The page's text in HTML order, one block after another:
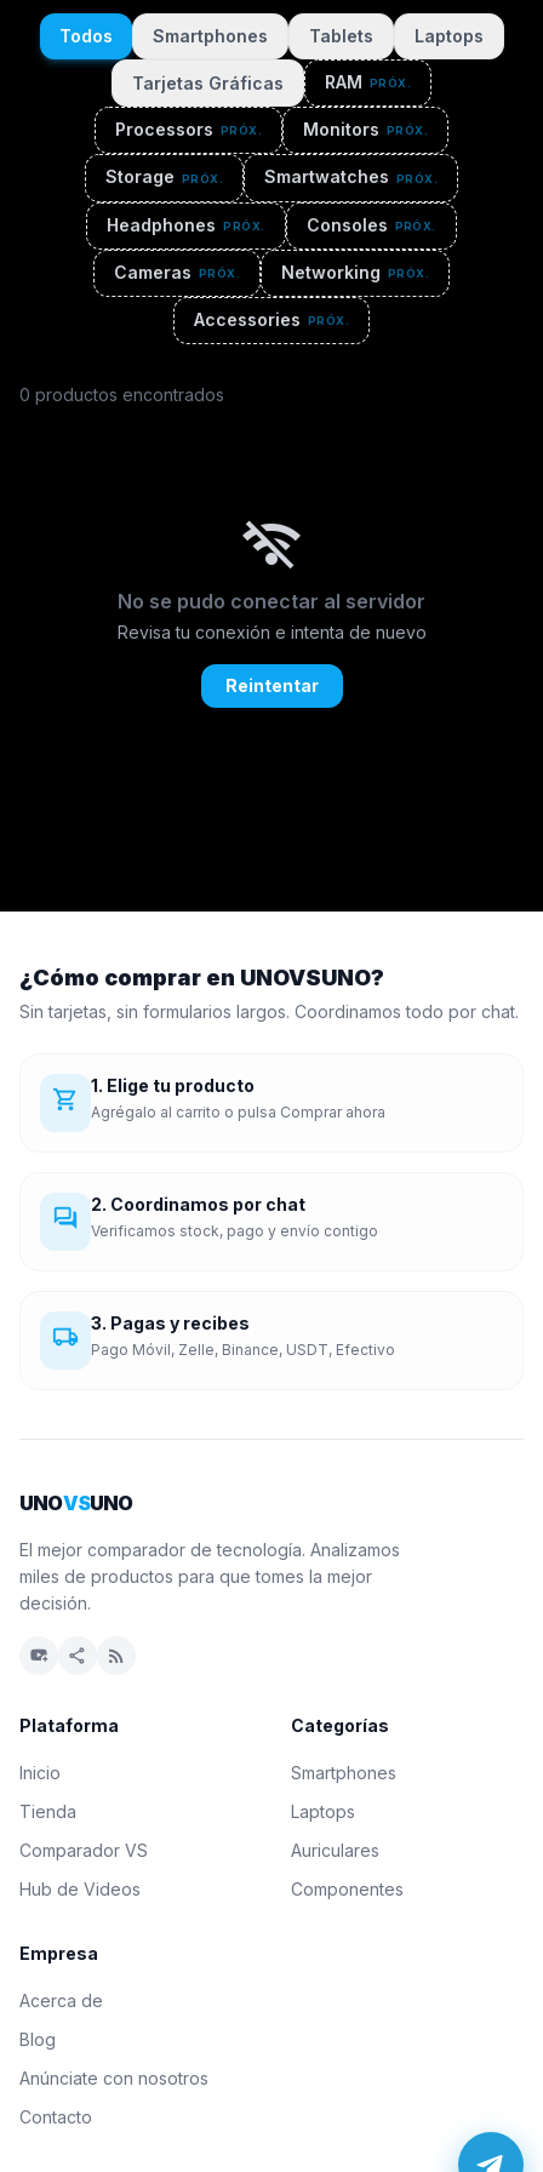
Todos Smartphones Tablets Laptops
Tarjetas Gráficas RAM PRÓX.
Processors PRÓX. Monitors PRÓX.
Storage PRÓX. Smartwatches PRÓX.
Headphones PRÓX. Consoles PRÓX.
Cameras PRÓX. Networking PRÓX.
Accessories PRÓX.
0 productos encontrados
wifi_off
No se pudo conectar al servidor
Revisa tu conexión e intenta de nuevo
Reintentar
¿Cómo comprar en UNOVSUNO?
Sin tarjetas, sin formularios largos. Coordinamos todo por chat.
shopping_cart 1. Elige tu producto
Agrégalo al carrito o pulsa Comprar ahora
forum 2. Coordinamos por chat
Verificamos stock, pago y envío contigo
local_shipping 3. Pagas y recibes
Pago Móvil, Zelle, Binance, USDT, Efectivo
UNOVSUNO
El mejor comparador de tecnología. Analizamos
miles de productos para que tomes la mejor
decisión.
youtube_activity share rss_feed
Plataforma
Inicio
Tienda
Comparador VS
Hub de Videos
Categorías
Smartphones
Laptops
Auriculares
Componentes
Empresa
Acerca de
Blog
Anúnciate con nosotros
Contacto